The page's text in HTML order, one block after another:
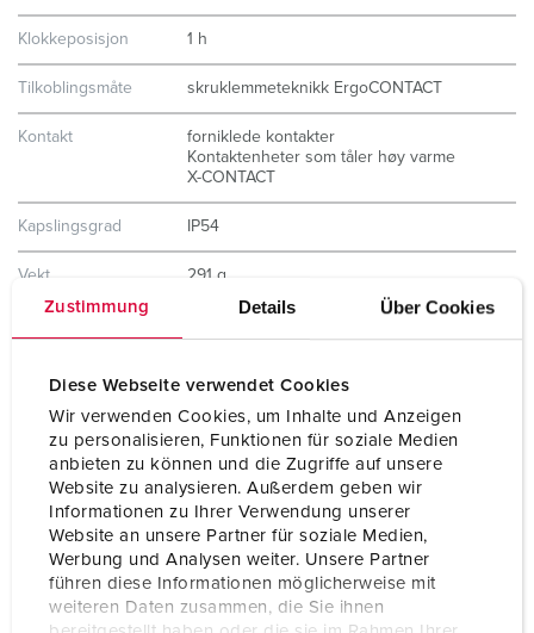
Zustimmung Details Über Cookies
Diese Webseite verwendet Cookies
Wir verwenden Cookies, um Inhalte und Anzeigen
zu personalisieren, Funktionen für soziale Medien
anbieten zu können und die Zugriffe auf unsere
Website zu analysieren. Außerdem geben wir
Informationen zu Ihrer Verwendung unserer
Website an unsere Partner für soziale Medien,
Werbung und Analysen weiter. Unsere Partner
führen diese Informationen möglicherweise mit
weiteren Daten zusammen, die Sie ihnen
Klokkeposisjon 1 h
Tilkoblingsmåte skruklemmeteknikk ErgoCONTACT
Kontakt
forniklede kontakter
Kontaktenheter som tåler høy varme
X-CONTACT
Kapslingsgrad IP54
Vekt 291 g
VDE
CQC